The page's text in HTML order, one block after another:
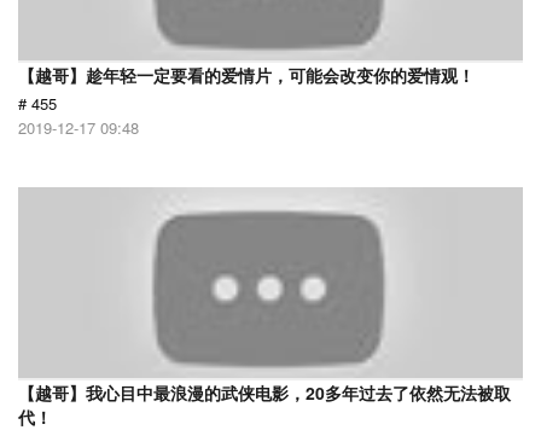
【越哥】趁年轻一定要看的爱情片，可能会改变你的爱情观！
# 455
2019-12-17 09:48
【越哥】我心目中最浪漫的武侠电影，20多年过去了依然无法被取
代！